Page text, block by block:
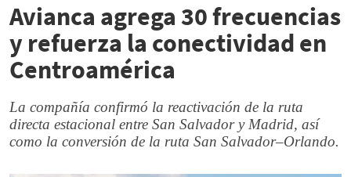
Avianca agrega 30 frecuencias
y refuerza la conectividad en
Centroamérica
La compañía confirmó la reactivación de la ruta
directa estacional entre San Salvador y Madrid, así
como la conversión de la ruta San Salvador–Orlando.